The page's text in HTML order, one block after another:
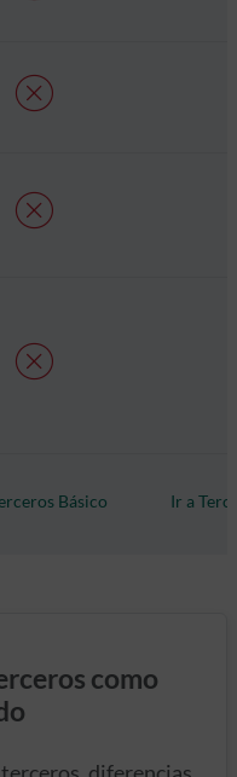
Básico Ir a
como